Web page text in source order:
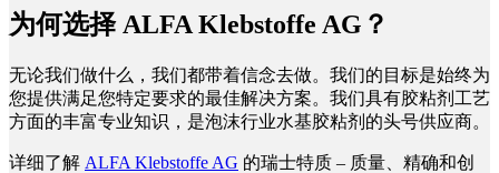
为何选择 ALFA Klebstoffe AG？
无论我们做什么，我们都带着信念去做。我们的目标是始终为
您提供满足您特定要求的最佳解决方案。我们具有胶粘剂工艺
方面的丰富专业知识，是泡沫行业水基胶粘剂的头号供应商。
详细了解 ALFA Klebstoffe AG 的瑞士特质 – 质量、精确和创